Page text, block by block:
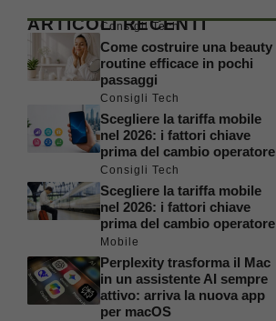
ARTICOLI RECENTI
Consigli Tech
Come costruire una beauty
routine efficace in pochi
passaggi
Consigli Tech
Scegliere la tariffa mobile
nel 2026: i fattori chiave
prima del cambio operatore
Consigli Tech
Scegliere la tariffa mobile
nel 2026: i fattori chiave
prima del cambio operatore
Mobile
Perplexity trasforma il Mac
in un assistente AI sempre
attivo: arriva la nuova app
per macOS